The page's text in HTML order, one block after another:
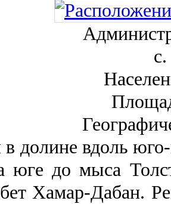
долине вдоль
юге до мыса
Хамар-Дабан.